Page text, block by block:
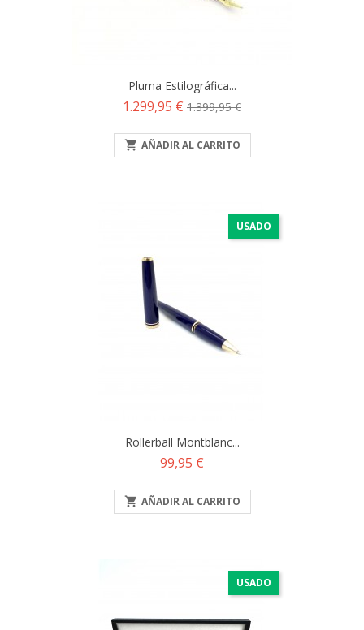
Pluma Estilográfica...
Precio
1.299,95 € Precio
1.399,95 €
 AÑADIR AL CARRITO
USADO
Rollerball Montblanc...
Precio
99,95 €
 AÑADIR AL CARRITO
USADO